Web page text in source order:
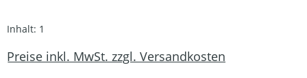
Inhalt: 1
Preise inkl. MwSt. zzgl. Versandkosten